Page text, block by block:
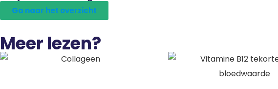
Ga naar het overzicht
Meer lezen?